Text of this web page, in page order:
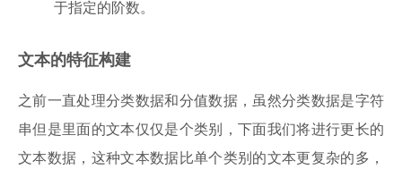
于指定的阶数。
文本的特征构建
之前一直处理分类数据和分值数据，虽然分类数据是字符
串但是里面的文本仅仅是个类别，下面我们将进行更长的
文本数据，这种文本数据比单个类别的文本更复杂的多，